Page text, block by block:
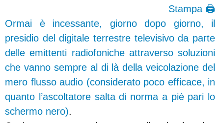
Stampa 🖨
Ormai è incessante, giorno dopo giorno, il
presidio del digitale terrestre televisivo da parte
delle emittenti radiofoniche attraverso soluzioni
che vanno sempre al di là della veicolazione del
mero flusso audio (considerato poco efficace, in
quanto l’ascoltatore salta di norma a piè pari lo
schermo nero).